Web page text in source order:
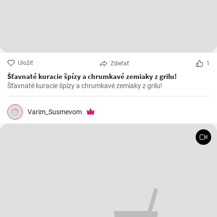
Uložiť Zdieľať 1
Šťavnaté kuracie špízy a chrumkavé zemiaky z grilu!
Šťavnaté kuracie špízy a chrumkavé zemiaky z grilu!
Varim_Susmevom